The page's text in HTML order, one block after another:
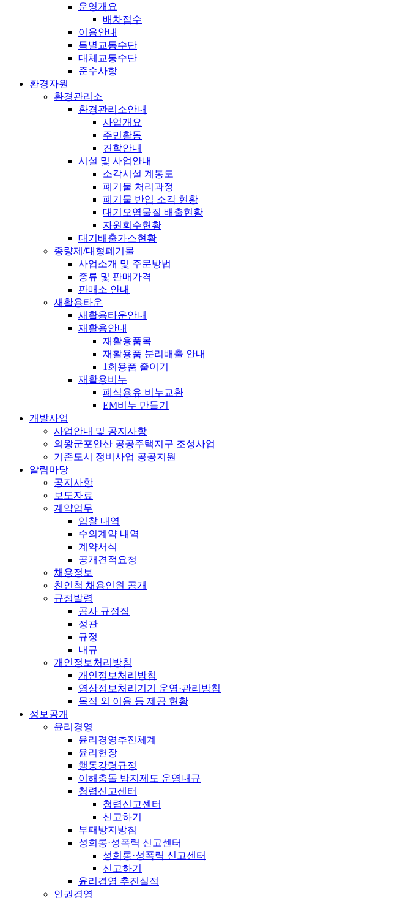
운영개요
배차접수
이용안내
특별교통수단
대체교통수단
준수사항
환경자원
환경관리소
환경관리소안내
사업개요
주민활동
견학안내
시설 및 사업안내
소각시설 계통도
폐기물 처리과정
폐기물 반입 소각 현황
대기오염물질 배출현황
자원회수현황
대기배출가스현황
종량제/대형폐기물
사업소개 및 주문방법
종류 및 판매가격
판매소 안내
새활용타운
새활용타운안내
재활용안내
재활용품목
재활용품 분리배출 안내
1회용품 줄이기
재활용비누
폐식용유 비누교환
EM비누 만들기
개발사업
사업안내 및 공지사항
의왕군포안산 공공주택지구 조성사업
기존도시 정비사업 공공지원
알림마당
공지사항
보도자료
계약업무
입찰 내역
수의계약 내역
계약서식
공개견적요청
채용정보
친인척 채용인원 공개
규정발령
공사 규정집
정관
규정
내규
개인정보처리방침
개인정보처리방침
영상정보처리기기 운영·관리방침
목적 외 이용 등 제공 현황
정보공개
윤리경영
윤리경영추진체계
윤리헌장
행동강령규정
이해충돌 방지제도 운영내규
청렴신고센터
청렴신고센터
신고하기
부패방지방침
성희롱·성폭력 신고센터
성희롱·성폭력 신고센터
신고하기
윤리경영 추진실적
인권경영